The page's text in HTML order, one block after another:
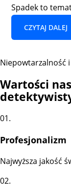
Spadek to
CZYTAJ DALEJ
Niepowtarzalność
Wartości
01.
Profesjonalizm
Najwyższa jakość
02.